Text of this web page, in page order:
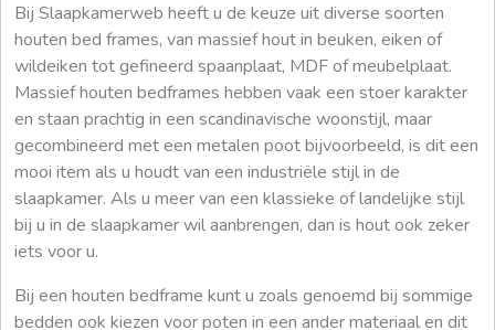
Bij Slaapkamerweb heeft u de keuze uit diverse soorten
houten bed frames, van massief hout in beuken, eiken of
wildeiken tot gefineerd spaanplaat, MDF of meubelplaat.
Massief houten bedframes hebben vaak een stoer karakter
en staan prachtig in een scandinavische woonstijl, maar
gecombineerd met een metalen poot bijvoorbeeld, is dit een
mooi item als u houdt van een industriële stijl in de
slaapkamer. Als u meer van een klassieke of landelijke stijl
bij u in de slaapkamer wil aanbrengen, dan is hout ook zeker
iets voor u.
Bij een houten bedframe kunt u zoals genoemd bij sommige
bedden ook kiezen voor poten in een ander materiaal en dit